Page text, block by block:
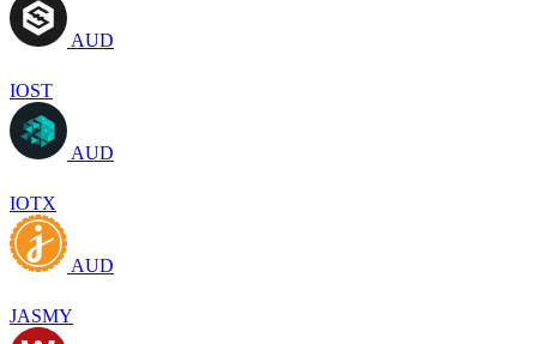
AUD
IOST
AUD
IOTX
AUD
JASMY